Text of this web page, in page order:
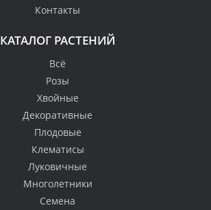
Контакты
КАТАЛОГ РАСТЕНИЙ
Всё
Розы
Хвойные
Декоративные
Плодовые
Клематисы
Луковичные
Многолетники
Семена